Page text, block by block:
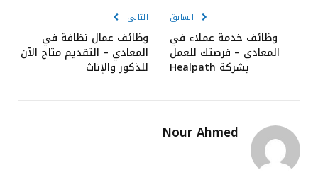
السابق
وظائف خدمة عملاء في
المعادي – فرصتك للعمل
بشركة Healpath
التالي
وظائف عمال نظافة في
المعادي – التقديم متاح الآن
للذكور والإناث
Nour Ahmed